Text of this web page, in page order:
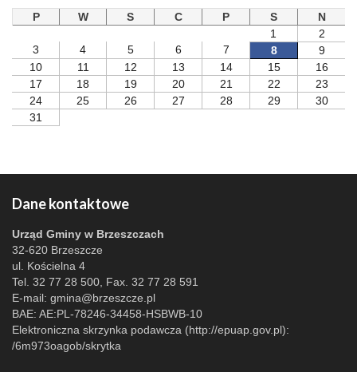
P
W S C P S
N
1
2
3
4 5 6 7 8
9
10
11 12 13 14 15
16
17
18 19 20 21 22
23
24
25 26 27 28 29
30
31
Dane kontaktowe
Urząd Gminy w Brzeszczach
32-620 Brzeszcze
ul. Kościelna 4
Tel. 32 77 28 500, Fax. 32 77 28 591
E-mail: gmina@brzeszcze.pl
BAE: AE:PL-78246-34458-HSBWB-10
Elektroniczna skrzynka podawcza (http://epuap.gov.pl):
/6m973oagob/skrytka